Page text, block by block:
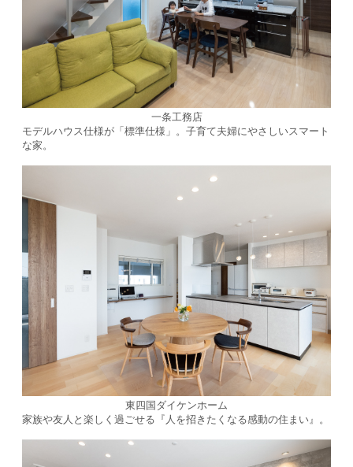
一条工務店
モデルハウス仕様が「標準仕様」。子育て夫婦にやさしいスマート
な家。
東四国ダイケンホーム
家族や友人と楽しく過ごせる『人を招きたくなる感動の住まい』。